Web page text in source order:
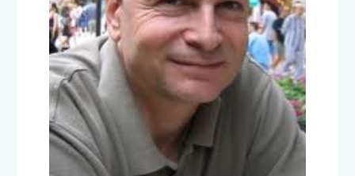
El fin del mundo tal como lo
conocemos